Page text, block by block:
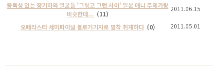
중독성 있는 장기하와 얼굴들 '그렇고 그런 사이' 일본 애니 주제가랑
비슷한데... (11)
2011.06.15
오페라스타 세미파이널 블로거기자로 밀착 취재하다 (0) 2011.05.01